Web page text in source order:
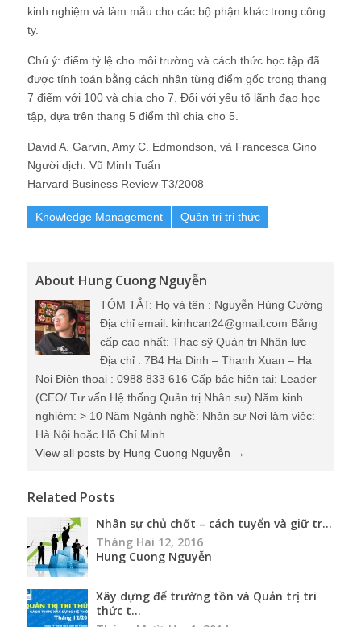
kinh nghiệm và làm mẫu cho các bộ phận khác trong công
ty.
Chú ý: điểm tỷ lệ cho môi trường và cách thức học tập đã
được tính toán bằng cách nhân từng điểm gốc trong thang
7 điểm với 100 và chia cho 7. Đối với yếu tố lãnh đạo học
tập, dựa trên thang 5 điểm thì chia cho 5.
David A. Garvin, Amy C. Edmondson, và Francesca Gino
Người dịch: Vũ Minh Tuấn
Harvard Business Review T3/2008
Knowledge Management Quản trị tri thức
About Hung Cuong Nguyễn
TÓM TẮT: Họ và tên : Nguyễn Hùng Cường
Địa chỉ email: kinhcan24@gmail.com Bằng
cấp cao nhất: Thạc sỹ Quản trị Nhân lực
Địa chỉ : 7B4 Ha Dinh – Thanh Xuan – Ha
Noi Điện thoại : 0988 833 616 Cấp bậc hiện tại: Leader
(CEO/ Tư vấn Hệ thống Quản trị Nhân sự) Năm kinh
nghiệm: > 10 Năm Ngành nghề: Nhân sự Nơi làm việc:
Hà Nội hoặc Hồ Chí Minh
View all posts by Hung Cuong Nguyễn →
Related Posts
Nhân sự chủ chốt – cách tuyển và giữ tr...
Tháng Hai 12, 2016
Hung Cuong Nguyễn
Xây dựng để trường tồn và Quản trị tri
thức t...